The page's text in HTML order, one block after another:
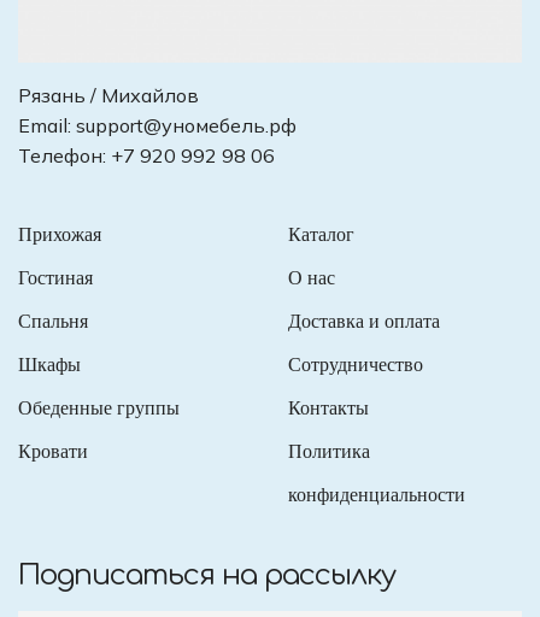
Рязань / Михайлов
Email: support@уномебель.рф
Телефон: +7 920 992 98 06
Прихожая
Гостиная
Спальня
Шкафы
Обеденные группы
Кровати
Каталог
О нас
Доставка и оплата
Сотрудничество
Контакты
Политика
конфиденциальности
Подписаться на рассылку